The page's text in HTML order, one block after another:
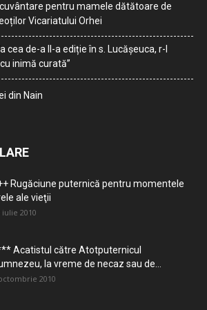
pentru mamele dătătoare de
Vicariatului Orhei
cea de-a II-a ediție în s. Lucășeuca, r-l
inimă curată”
din Nain
Rugăciune puternică pentru momentele
ale vieţii
iulie 2010
Acatistul către Atotputernicul
la vreme de necaz sau de...
2010